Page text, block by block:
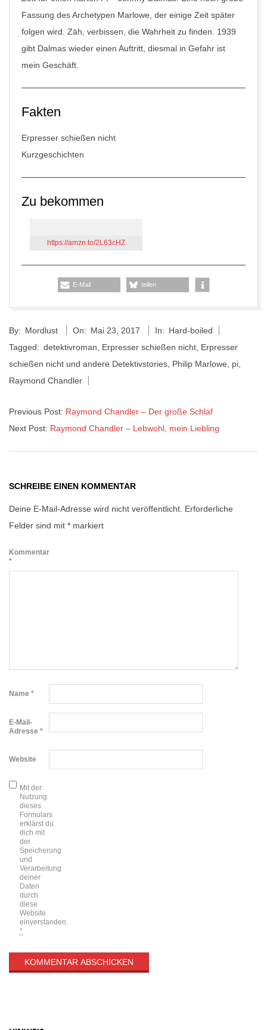
Fassung des Archetypen Marlowe, der einige Zeit später
folgen wird. Zäh, verbissen, die Wahrheit zu finden. 1939
gibt Dalmas wieder einen Auftritt, diesmal in Gefahr ist
mein Geschäft.
Fakten
Erpresser schießen nicht
Kurzgeschichten
Zu bekommen
https://amzn.to/2L63cHZ
E-Mail teilen
05-
23
By: Mordlust On: Mai 23, 2017 In: Hard-boiled
Tagged: detektivroman Erpresser schießen nicht Erpresser
schießen nicht und andere Detektivstories Philip Marlowe pi
Raymond Chandler
Previous Post: Raymond Chandler – Der große Schlaf
Next Post: Raymond Chandler – Lebwohl, mein Liebling
SCHREIBE EINEN KOMMENTAR
Deine E-Mail-Adresse wird nicht veröffentlicht. Erforderliche
Felder sind mit * markiert
Kommentar
*
Name *
E-Mail-
Adresse *
Website
Mit der
Nutzung
dieses
Formulars
erklärst du
dich mit
der
Speicherung
und
Verarbeitung
deiner
Daten
durch
diese
Website
einverstanden.
*